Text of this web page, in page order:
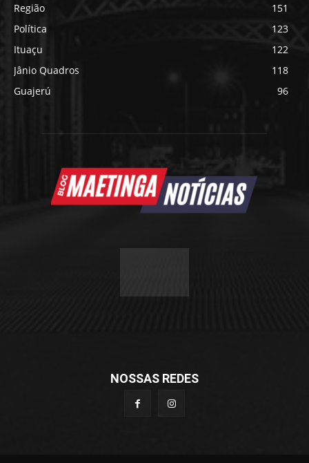
Região
151
Política
123
Ituaçu
122
Jânio Quadros
118
Guajerú
96
NOSSAS REDES